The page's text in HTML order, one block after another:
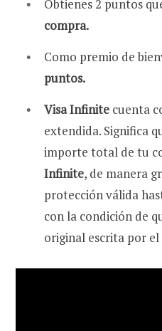
Obtienes 2 puntos
compra.
Como premio de
puntos.
Visa Infinite cuenta
extendida. Significa
importe total de tu
Infinite, de manera
protección válida
con la condición de
original escrita por